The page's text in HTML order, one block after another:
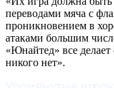
переводами мяча с
проникновением в
атаками большим
«Юнайтед» все
никого нет».